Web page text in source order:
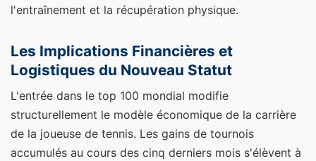
l'entraînement et la récupération physique.
Les Implications Financières et
Logistiques du Nouveau Statut
L'entrée dans le top 100 mondial modifie
structurellement le modèle économique de la carrière
de la joueuse de tennis. Les gains de tournois
accumulés au cours des cinq derniers mois s'élèvent à